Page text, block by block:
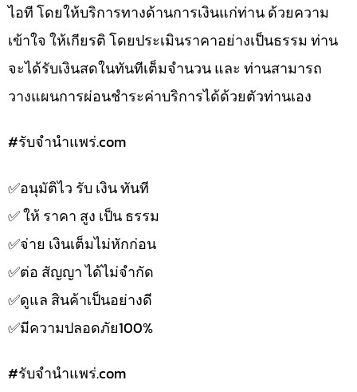
ไอที โดยให้บริการทางด้านการเงินแก่ท่าน ด้วยความ
เข้าใจ ให้เกียรติ โดยประเมินราคาอย่างเป็นธรรม ท่าน
จะได้รับเงินสดในทันทีเต็มจำนวน และ ท่านสามารถ
วางแผนการผ่อนชำระค่าบริการได้ด้วยตัวท่านเอง
#รับจํานําแพร่.com
✅️อนุมัติไว รับ เงิน ทันที
✅️ ให้ ราคา สูง เป็น ธรรม
✅️จ่าย เงินเต็มไม่หักก่อน
✅️ต่อ สัญญา ได้ไม่จำกัด
✅️ดูแล สินค้าเป็นอย่างดี
✅️มีความปลอดภัย100%
#รับจํานําแพร่.com